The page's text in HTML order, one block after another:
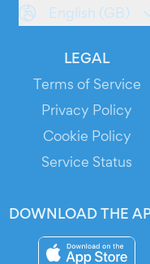
English (GB)
LEGAL
Terms of Service
Privacy Policy
Cookie Policy
Service Status
DOWNLOAD THE